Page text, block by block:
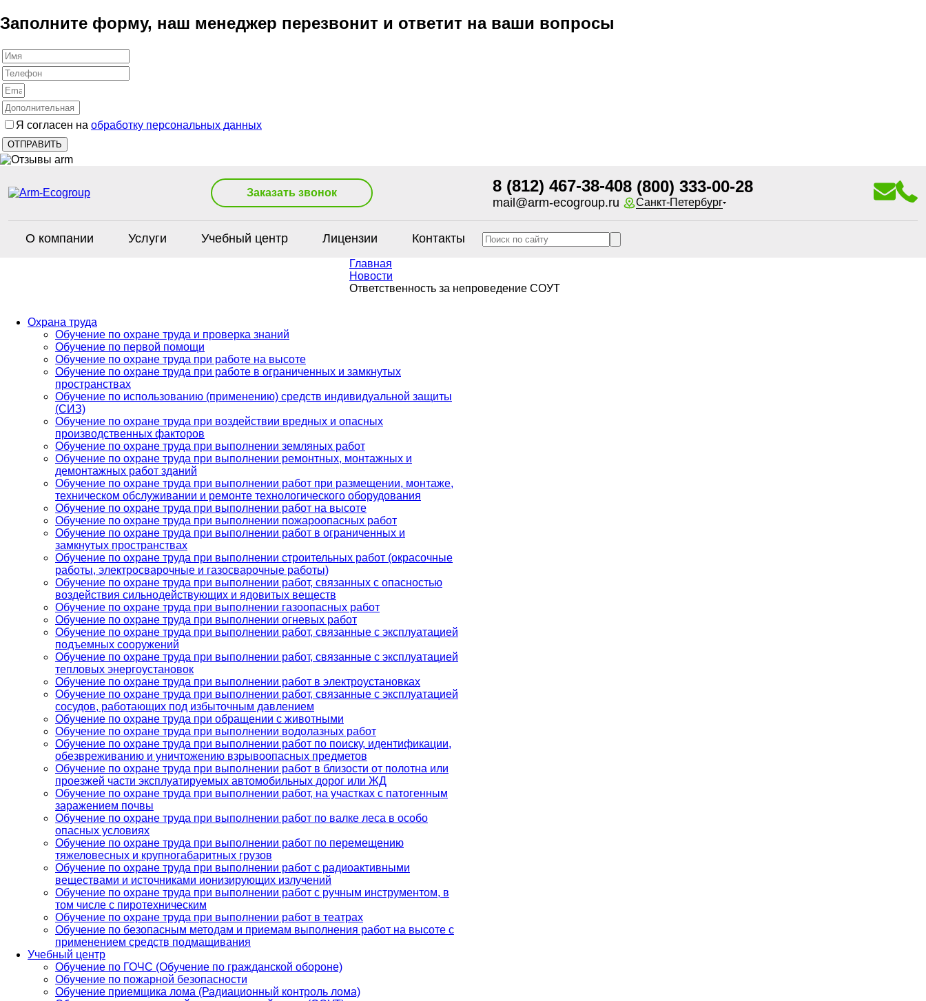
Заполните форму, наш менеджер перезвонит и ответит на ваши вопросы
Я согласен на обработку персональных данных
Заказать звонок 8 (812) 467-38-40
mail@arm-ecogroup.ru
8 (800) 333-00-28
Санкт-Петербург
О компании Услуги Учебный центр Лицензии Контакты
Главная
Новости
Ответственность за непроведение СОУТ
Охрана труда
Обучение по охране труда и проверка знаний
Обучение по первой помощи
Обучение по охране труда при работе на высоте
Обучение по охране труда при работе в ограниченных и замкнутых
пространствах
Обучение по использованию (применению) средств индивидуальной защиты
(СИЗ)
Обучение по охране труда при воздействии вредных и опасных
производственных факторов
Обучение по охране труда при выполнении земляных работ
Обучение по охране труда при выполнении ремонтных, монтажных и
демонтажных работ зданий
Обучение по охране труда при выполнении работ при размещении, монтаже,
техническом обслуживании и ремонте технологического оборудования
Обучение по охране труда при выполнении работ на высоте
Обучение по охране труда при выполнении пожароопасных работ
Обучение по охране труда при выполнении работ в ограниченных и
замкнутых пространствах
Обучение по охране труда при выполнении строительных работ (окрасочные
работы, электросварочные и газосварочные работы)
Обучение по охране труда при выполнении работ, связанных с опасностью
воздействия сильнодействующих и ядовитых веществ
Обучение по охране труда при выполнении газоопасных работ
Обучение по охране труда при выполнении огневых работ
Обучение по охране труда при выполнении работ, связанные с эксплуатацией
подъемных сооружений
Обучение по охране труда при выполнении работ, связанные с эксплуатацией
тепловых энергоустановок
Обучение по охране труда при выполнении работ в электроустановках
Обучение по охране труда при выполнении работ, связанные с эксплуатацией
сосудов, работающих под избыточным давлением
Обучение по охране труда при обращении с животными
Обучение по охране труда при выполнении водолазных работ
Обучение по охране труда при выполнении работ по поиску, идентификации,
обезвреживанию и уничтожению взрывоопасных предметов
Обучение по охране труда при выполнении работ в близости от полотна или
проезжей части эксплуатируемых автомобильных дорог или ЖД
Обучение по охране труда при выполнении работ, на участках с патогенным
заражением почвы
Обучение по охране труда при выполнении работ по валке леса в особо
опасных условиях
Обучение по охране труда при выполнении работ по перемещению
тяжеловесных и крупногабаритных грузов
Обучение по охране труда при выполнении работ с радиоактивными
веществами и источниками ионизирующих излучений
Обучение по охране труда при выполнении работ с ручным инструментом, в
том числе с пиротехническим
Обучение по охране труда при выполнении работ в театрах
Обучение по безопасным методам и приемам выполнения работ на высоте с
применением средств подмащивания
Учебный центр
Обучение по ГОЧС (Обучение по гражданской обороне)
Обучение по пожарной безопасности
Обучение приемщика лома (Радиационный контроль лома)